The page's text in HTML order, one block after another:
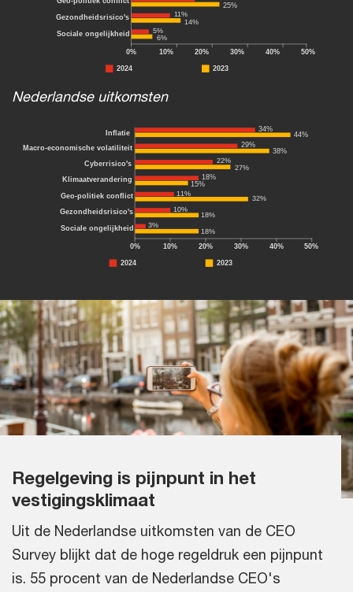
Nederlandse uitkomsten
Regelgeving is pijnpunt in het
vestigingsklimaat
Uit de Nederlandse uitkomsten van de CEO
Survey blijkt dat de hoge regeldruk een pijnpunt
is. 55 procent van de Nederlandse CEO's